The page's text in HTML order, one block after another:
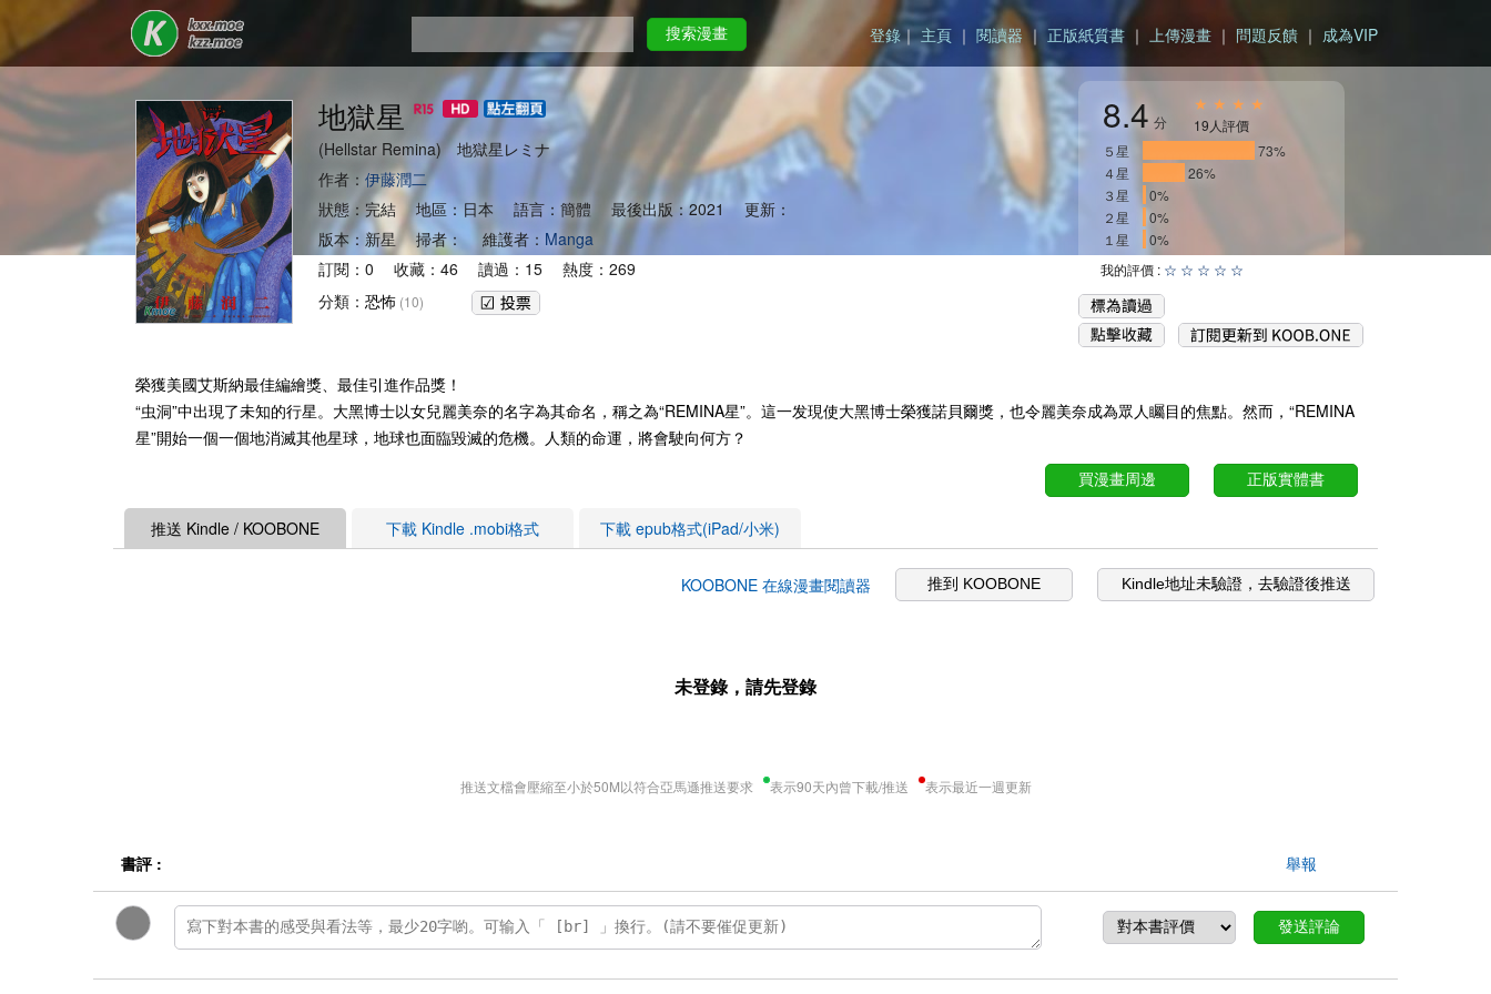
搜索漫畫 登錄｜ 主頁 ｜ 閱讀器｜ 正版紙質書 ｜ 上傳漫畫 ｜ 問題反饋 ｜ 成為VIP
地獄星
(Hellstar Remina) 地獄星レミナ
作者： 伊藤潤二
狀態：完結 地區：日本 語言：簡體 最後出版：2021 更新：
版本：新星 掃者： 維護者： Manga
訂閱：0 收藏：46 讀過：15 熱度：269
分類： 恐怖 (10)
8.4 分
★ ★ ★ ★
19人評價
５星
73%
４星
26%
３星
0%
２星
0%
１星
0%
我的評價 : ☆ ☆ ☆ ☆ ☆
榮獲美國艾斯納最佳編繪獎、最佳引進作品獎！
“虫洞”中出現了未知的行星。大黑博士以女兒麗美奈的名字為其命名，稱之為“REMINA星”。這一发現使大黑博士榮獲諾貝爾獎，也令麗美奈成為眾人矚目的焦點。然而，“REMINA
星”開始一個一個地消滅其他星球，地球也面臨毀滅的危機。人類的命運，將會駛向何方？
買漫畫周邊 正版實體書
推送 Kindle / KOOBONE 下載 Kindle .mobi格式 下載 epub格式(iPad/小米)
KOOBONE 在線漫畫閱讀器 推到 KOOBONE Kindle地址未驗證，去驗證後推送
未登錄，請先登錄
推送文檔會壓縮至小於50M以符合亞馬遜推送要求 表示90天內曾下載/推送 表示最近一週更新
書評 : 舉報
發送評論